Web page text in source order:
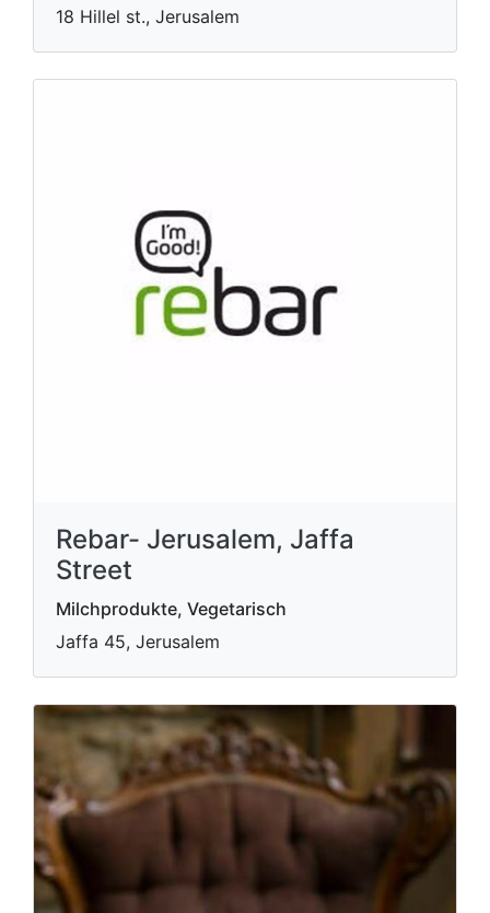
18 Hillel st., Jerusalem
Rebar- Jerusalem, Jaffa
Street
Milchprodukte, Vegetarisch
Jaffa 45, Jerusalem